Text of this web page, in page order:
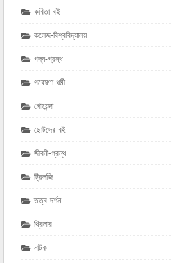
কবিতা-বই
কলেজ-বিশ্ববিদ্যালয়
গদ্য-গ্রন্থ
গবেষণা-ধর্মী
গোয়েন্দা
ছোটদের-বই
জীবনী-গ্রন্থ
ট্রিলজি
তত্ব-দর্শন
থ্রিলার
নাটক